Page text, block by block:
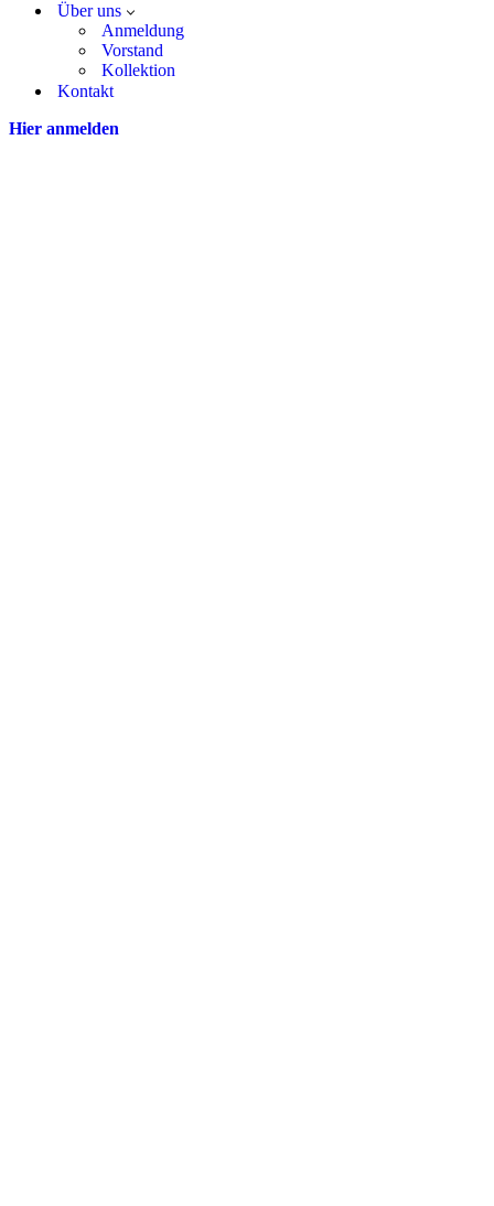
Über uns
Anmeldung
Vorstand
Kollektion
Kontakt
Hier anmelden